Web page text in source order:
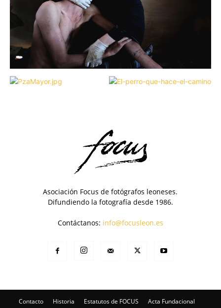
Asociación Focus de fotógrafos leoneses.
Difundiendo la fotografía desde 1986.
Contáctanos: info@focusleon.es
Contacto Historia Estatutos de FOCUS
Acta Fundacional